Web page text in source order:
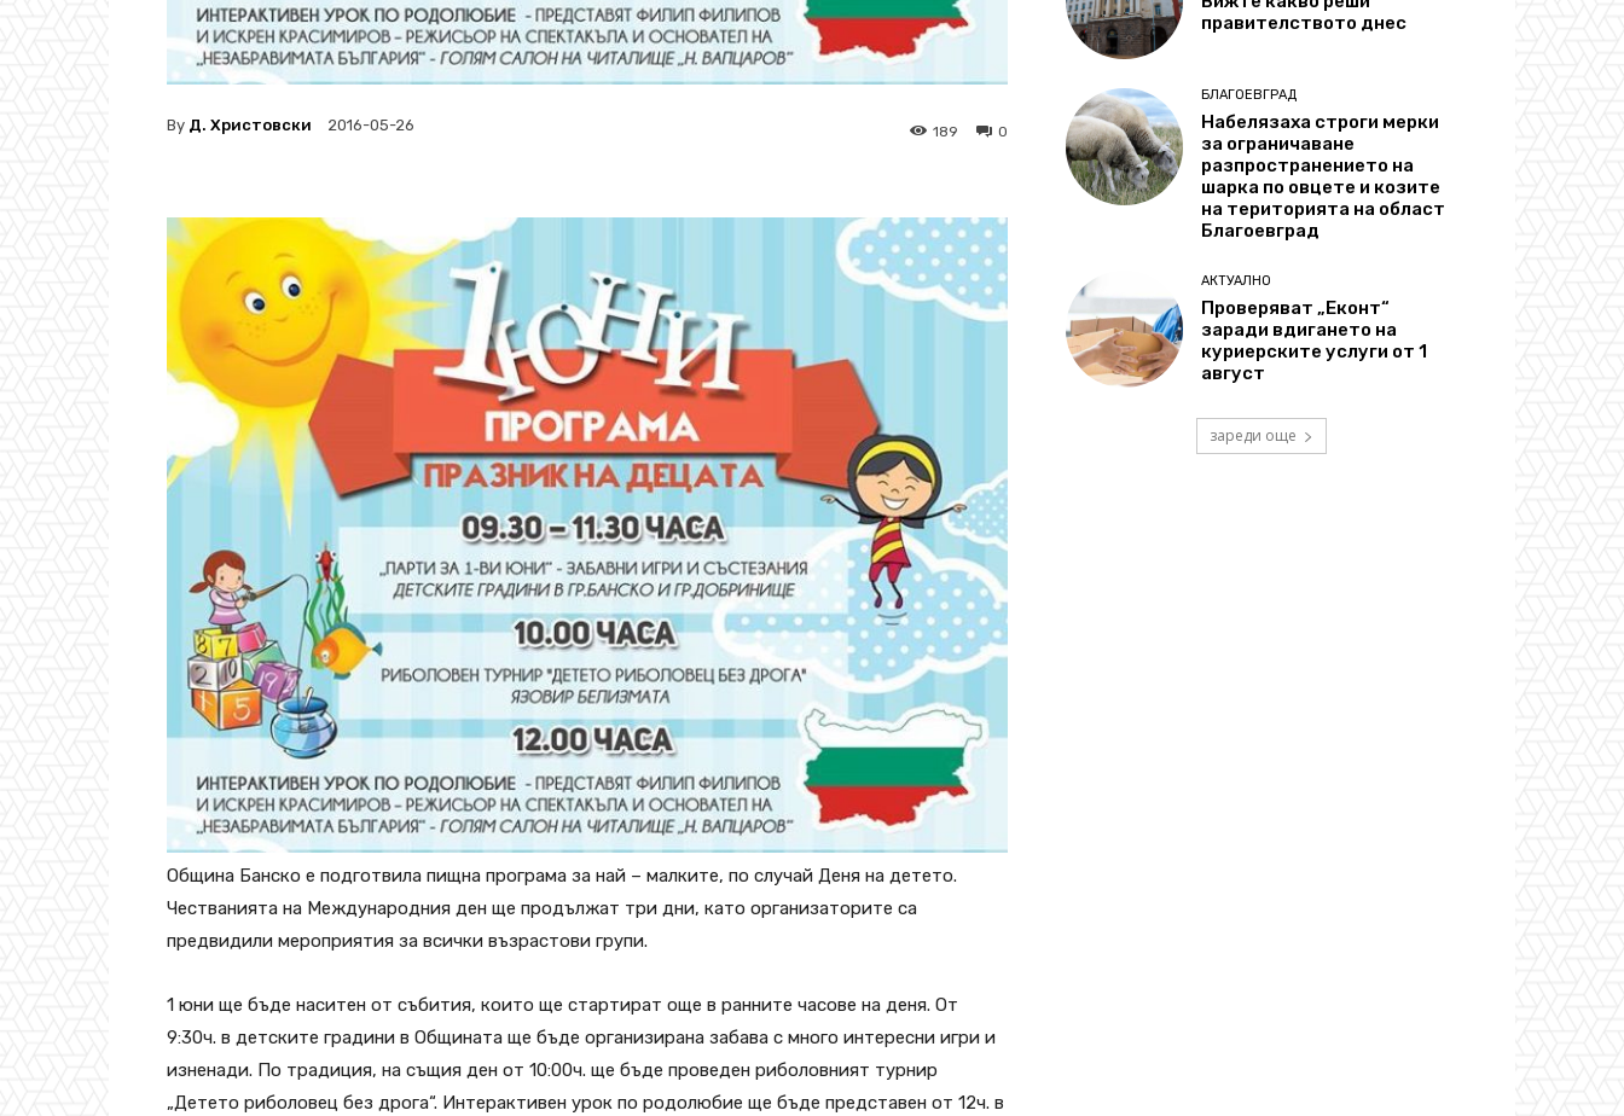
By Д. Христовски 2016-05-26 0
189
Община Банско е подготвила пищна програма за най – малките, по случай Деня на детето.
Честванията на Международния ден ще продължат три дни, като организаторите са
предвидили мероприятия за всички възрастови групи.
1 юни ще бъде наситен от събития, които ще стартират още в ранните часове на деня. От
9:30ч. в детските градини в Общината ще бъде организирана забава с много интересни игри и
изненади. По традиция, на същия ден от 10:00ч. ще бъде проведен риболовният турнир
„Детето риболовец без дрога“. Интерактивен урок по родолюбие ще бъде представен от 12ч. в
правителството днес
БЛАГОЕВГРАД
Набелязаха строги мерки
за ограничаване
разпространението на
шарка по овцете и козите
на територията на област
Благоевград
АКТУАЛНО
Проверяват „Еконт“
заради вдигането на
куриерските услуги от 1
август
зареди още